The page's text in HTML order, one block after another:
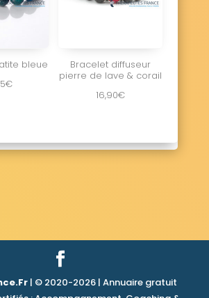
bleue
€
Bracelet diffuseur
pierre de lave & corail
16,90€
| © 2020-2026 | Annuaire gratuit